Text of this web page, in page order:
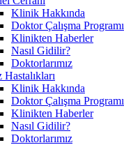
Klinik Hakkında
Doktor Çalışma Programı
Klinikten Haberler
Nasıl Gidilir?
Doktorlarımız
Hastalıkları
Klinik Hakkında
Doktor Çalışma Programı
Klinikten Haberler
Nasıl Gidilir?
Doktorlarımız